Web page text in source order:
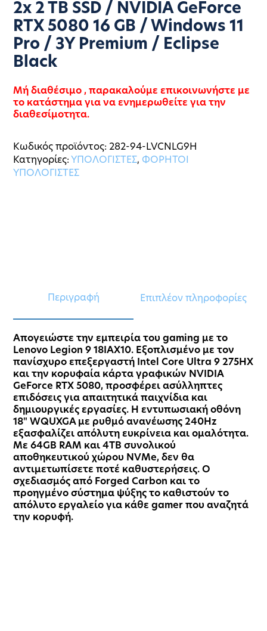
2x 2 TB SSD / NVIDIA GeForce
RTX 5080 16 GB / Windows 11
Pro / 3Y Premium / Eclipse
Black
Μή διαθέσιμο , παρακαλούμε επικοινωνήστε με
το κατάστημα για να ενημερωθείτε για την
διαθεσίμοτητα.
Κωδικός προϊόντος:282-94-LVCNLG9H
Κατηγορίες: ΥΠΟΛΟΓΙΣΤΕΣ, ΦΟΡΗΤΟΙ
ΥΠΟΛΟΓΙΣΤΕΣ
Περιγραφή Επιπλέον πληροφορίες
Απογειώστε την εμπειρία του gaming με το
Lenovo Legion 9 18IAX10. Εξοπλισμένο με τον
πανίσχυρο επεξεργαστή Intel Core Ultra 9 275HX
και την κορυφαία κάρτα γραφικών NVIDIA
GeForce RTX 5080, προσφέρει ασύλληπτες
επιδόσεις για απαιτητικά παιχνίδια και
δημιουργικές εργασίες. Η εντυπωσιακή οθόνη
18" WQUXGA με ρυθμό ανανέωσης 240Hz
εξασφαλίζει απόλυτη ευκρίνεια και ομαλότητα.
Με 64GB RAM και 4TB συνολικού
αποθηκευτικού χώρου NVMe, δεν θα
αντιμετωπίσετε ποτέ καθυστερήσεις. Ο
σχεδιασμός από Forged Carbon και το
προηγμένο σύστημα ψύξης το καθιστούν το
απόλυτο εργαλείο για κάθε gamer που αναζητά
την κορυφή.